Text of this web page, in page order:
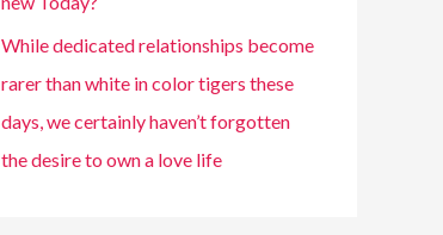
While dedicated relationships become
rarer than white in color tigers these
days, we certainly haven’t forgotten
the desire to own a love life